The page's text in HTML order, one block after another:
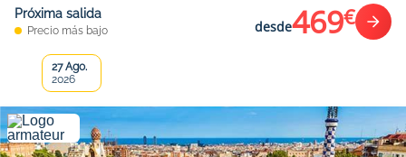
Próxima salida
Precio más bajo desde469€
27 Ago.
2026